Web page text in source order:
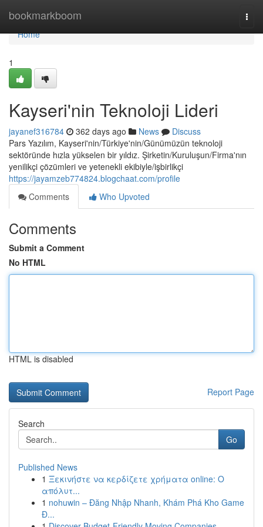
bookmarkboom
Home
Home
1
Kayseri'nin Teknoloji Lideri
jayanef316784 362 days ago News
Discuss
Pars Yazılım, Kayseri'nin/Türkiye'nin/Günümüzün teknoloji
sektöründe hızla yükselen bir yıldız. Şirketin/Kuruluşun/Firma'nın
yenilikçi çözümleri ve yetenekli ekibiyle/işbirlikçi
https://jayamzeb774824.blogchaat.com/profile
Comments
Who Upvoted
Comments
Submit a Comment
No HTML
HTML is disabled
Report Page
Search
Go
Published News
1 Ξεκινήστε να κερδίζετε χρήματα online: Ο
απόλυτ...
1 nohuwin – Đăng Nhập Nhanh, Khám Phá Kho Game
Đ...